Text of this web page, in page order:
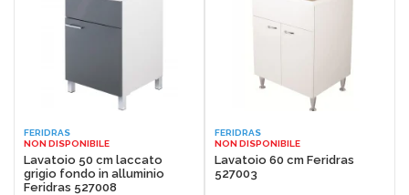
FERIDRAS
NON DISPONIBILE
Lavatoio 50 cm laccato
grigio fondo in alluminio
Feridras 527008
FERIDRAS
NON DISPONIBILE
Lavatoio 60 cm Feridras
527003